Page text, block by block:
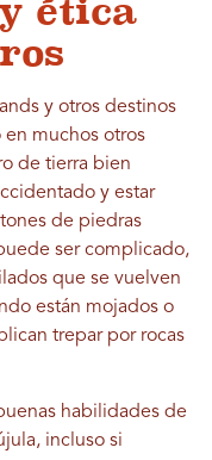
ética
y otros destinos
muchos otros
de tierra bien
y estar
de piedras
ser complicado,
que se vuelven
están mojados o
trepar por rocas
habilidades de
incluso si